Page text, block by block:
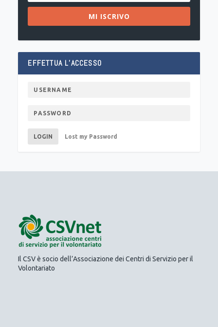
MI ISCRIVO
EFFETTUA L’ACCESSO
LOGIN Lost my Password
Il CSV è socio dell’Associazione dei Centri di Servizio per il
Volontariato